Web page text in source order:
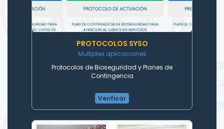
PROTOCOLOS SYSO
Multiples aplicaciones
Protocolos de Bioseguridad y Planes de
Contingencia
Verificar